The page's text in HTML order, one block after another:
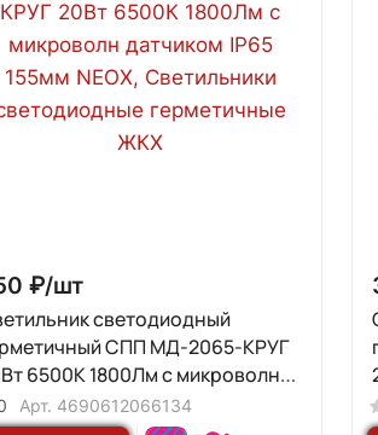
₽/шт
светодиодный
СПП МД-2065-КРУГ
6500К 1800Лм с микроволн
IP65 155мм NEOX
Арт. 4690612066134